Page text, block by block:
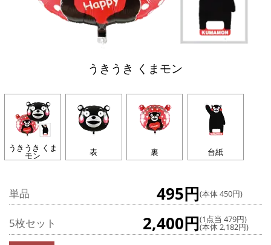
うきうき くまモン
うきうき くま
モン 表 裏 台紙
単品 495円(本体 450円)
5枚セット 2,400円(1点当 479円)
(本体 2,182円)